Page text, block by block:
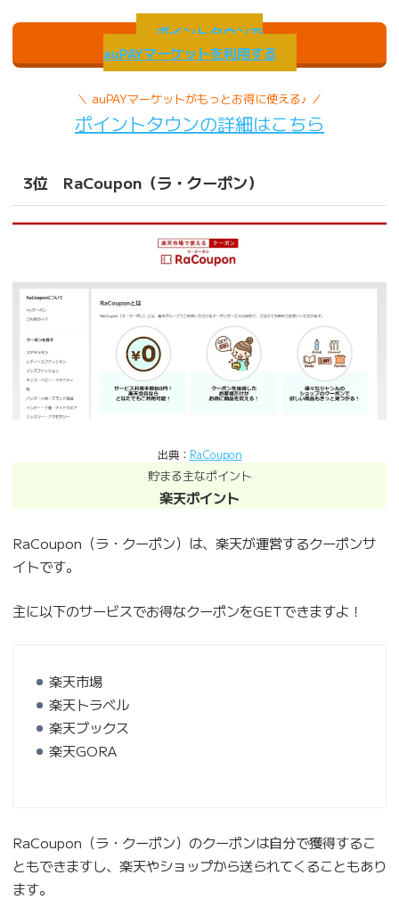
ポイントタウンで
auPAYマーケットを利用する
＼ auPAYマーケットがもっとお得に使える♪ ／
ポイントタウンの詳細はこちら
3位 RaCoupon（ラ・クーポン）
出典： RaCoupon
貯まる主なポイント
楽天ポイント
RaCoupon（ラ・クーポン）は、楽天が運営するクーポンサ
イトです。
主に以下のサービスでお得なクーポンをGETできますよ！
楽天市場
楽天トラベル
楽天ブックス
楽天GORA
RaCoupon（ラ・クーポン）のクーポンは自分で獲得するこ
ともできますし、楽天やショップから送られてくることもあり
ます。